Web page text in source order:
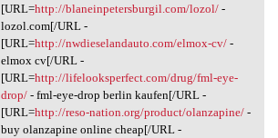
[URL=http://blaneinpetersburgil.com/lozol/-
lozol.com[/URL -
[URL=http://nwdieselandauto.com/elmox-cv/-
elmox cv[/URL -
[URL=http://lifelooksperfect.com/drug/fml-eye-
drop/- fml-eye-drop berlin kaufen[/URL -
[URL=http://reso-nation.org/product/olanzapine/-
buy olanzapine online cheap[/URL -